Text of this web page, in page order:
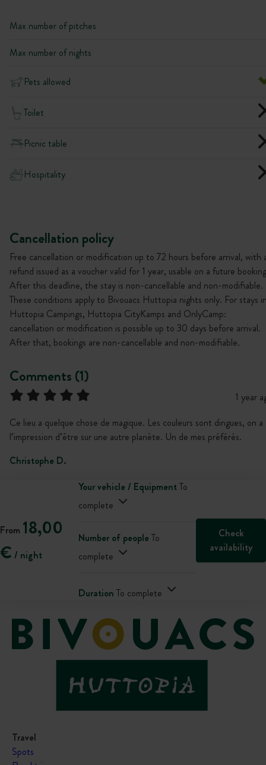
Max number of pitches
Max number of nights
Pets allowed
Toilet
Picnic table
Hospitality
Cancellation policy
Free cancellation or modification up to 72 hours before arrival, with
refund issued as a voucher valid for 1 year, usable on a future
After this deadline, the stay is non-cancellable and non-modifiable.
These conditions apply to Bivouacs Huttopia nights only. For stays
Huttopia Campings, Huttopia CityKamps and OnlyCamp:
cancellation or modification is possible up to 30 days before arrival.
After that, bookings are non-cancellable and non-modifiable.
Comments (1)
1 year
Ce lieu a quelque chose de magique. Les couleurs sont dingues, on a
l’impression d’être sur une autre planète. Un de mes préférés.
Christophe D.
From 18,00
€ / night
Your vehicle / EquipmentTo
complete
Number of peopleTo
complete
Duration To complete
Check
availability
Travel
Spots